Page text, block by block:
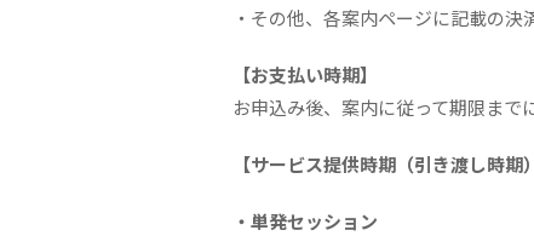
・その他、各案内ページに記載の決
【お支払い時期】
お申込み後、案内に従って期限まで
【サービス提供時期（引き渡し時期
・単発セッション